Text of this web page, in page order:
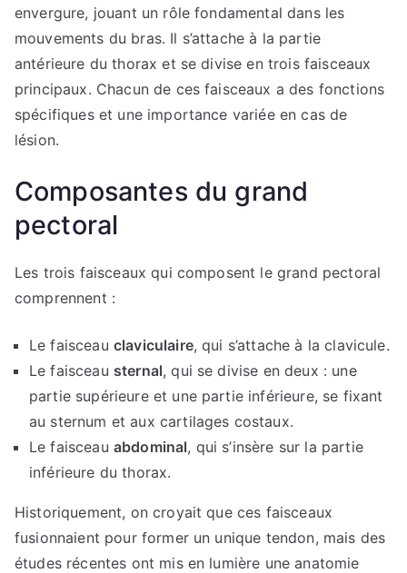
envergure, jouant un rôle fondamental dans les
mouvements du bras. Il s’attache à la partie
antérieure du thorax et se divise en trois faisceaux
principaux. Chacun de ces faisceaux a des fonctions
spécifiques et une importance variée en cas de
lésion.
Composantes du grand
pectoral
Les trois faisceaux qui composent le grand pectoral
comprennent :
Le faisceau claviculaire, qui s’attache à la clavicule.
Le faisceau sternal, qui se divise en deux : une
partie supérieure et une partie inférieure, se fixant
au sternum et aux cartilages costaux.
Le faisceau abdominal, qui s’insère sur la partie
inférieure du thorax.
Historiquement, on croyait que ces faisceaux
fusionnaient pour former un unique tendon, mais des
études récentes ont mis en lumière une anatomie